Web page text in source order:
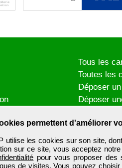
permettent d'améliorer
utilise les cookies sur son site,
sur ce site, vous acceptez
pour vous proposer des
de visites. Vous pouvez
Tous les
Toutes les
Déposer
Déposer